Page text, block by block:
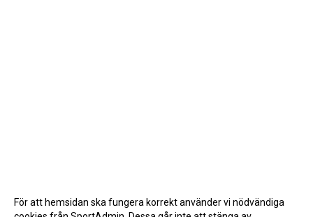
För att hemsidan ska fungera korrekt använder vi nödvändiga